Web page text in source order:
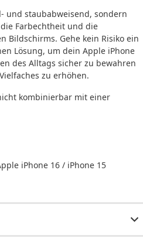
und staubabweisend, sondern
Farbechtheit und die
Bildschirms. Gehe kein Risiko ein
Lösung, um dein Apple iPhone
des Alltags sicher zu bewahren
zu erhöhen.
kombinierbar mit einer
iPhone 16 / iPhone 15